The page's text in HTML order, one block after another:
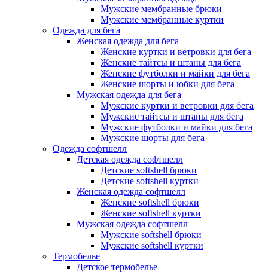
Мужские мембранные брюки
Мужские мембранные куртки
Одежда для бега
Женская одежда для бега
Женские куртки и ветровки для бега
Женские тайтсы и штаны для бега
Женские футболки и майки для бега
Женские шорты и юбки для бега
Мужская одежда для бега
Мужские куртки и ветровки для бега
Мужские тайтсы и штаны для бега
Мужские футболки и майки для бега
Мужские шорты для бега
Одежда софтшелл
Детская одежда софтшелл
Детские softshell брюки
Детские softshell куртки
Женская одежда софтшелл
Женские softshell брюки
Женские softshell куртки
Мужская одежда софтшелл
Мужские softshell брюки
Мужские softshell куртки
Термобелье
Детское термобелье